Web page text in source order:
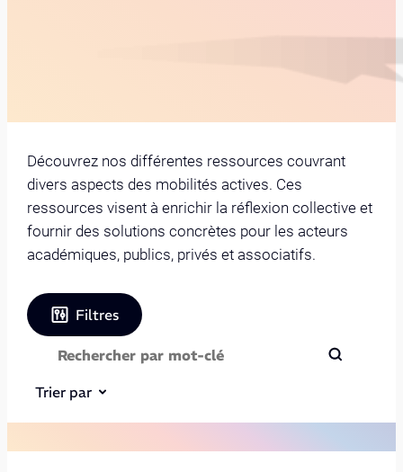
Découvrez nos différentes ressources couvrant
divers aspects des mobilités actives. Ces
ressources visent à enrichir la réflexion collective et
fournir des solutions concrètes pour les acteurs
académiques, publics, privés et associatifs.
Filtres
Trier par